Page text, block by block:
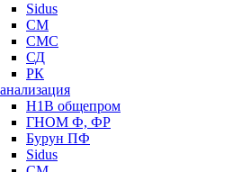
Sidus
СМ
СМС
СД
РК
Н1В общепром
ГНОМ Ф, ФР
Бурун ПФ
Sidus